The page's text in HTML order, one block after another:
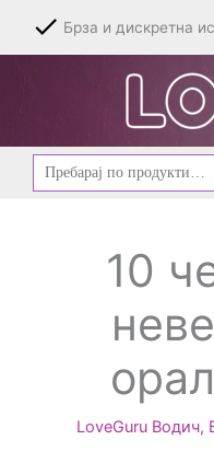
content
Брза и дискретна
Барај
за:
10
LoveGuru Водич,